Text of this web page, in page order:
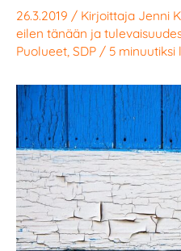
26.3.2019 / Kirjoittaja Jenni
eilen tänään ja
Puolueet SDP / 5